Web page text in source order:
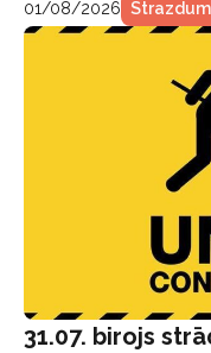
01/08/2026
31.07. birojs